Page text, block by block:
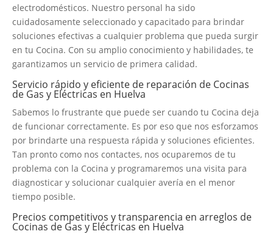
electrodomésticos. Nuestro personal ha sido
cuidadosamente seleccionado y capacitado para brindar
soluciones efectivas a cualquier problema que pueda surgir
en tu Cocina. Con su amplio conocimiento y habilidades, te
garantizamos un servicio de primera calidad.
Servicio rápido y eficiente de reparación de Cocinas
de Gas y Eléctricas en Huelva
Sabemos lo frustrante que puede ser cuando tu Cocina deja
de funcionar correctamente. Es por eso que nos esforzamos
por brindarte una respuesta rápida y soluciones eficientes.
Tan pronto como nos contactes, nos ocuparemos de tu
problema con la Cocina y programaremos una visita para
diagnosticar y solucionar cualquier avería en el menor
tiempo posible.
Precios competitivos y transparencia en arreglos de
Cocinas de Gas y Eléctricas en Huelva